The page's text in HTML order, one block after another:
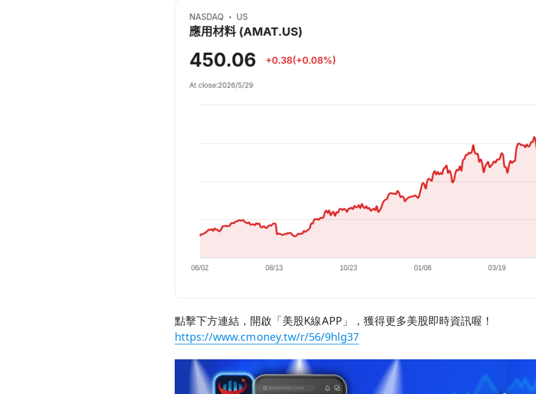
點擊下方連結，開啟「美股K線APP」，獲得更多美股即時資訊喔！
https://www.cmoney.tw/r/56/9hlg37